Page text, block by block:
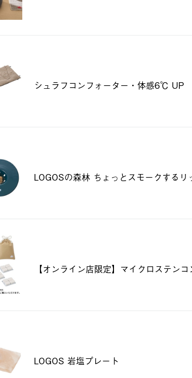
シュラフコンフォーター・体感6℃ UP
LOGOSの森林 ちょっとスモークするリ
【オンライン店限定】マイクロステンコ
LOGOS 岩塩プレート